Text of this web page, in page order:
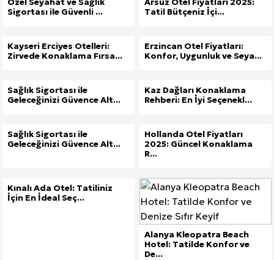
Sigortası ile Güvenli ...
Tatil Bütçeniz İçi...
Kayseri Erciyes Otelleri:
Zirvede Konaklama Fırsa...
Erzincan Otel Fiyatları:
Konfor, Uygunluk ve Seya...
Sağlık Sigortası ile
Geleceğinizi Güvence Alt...
Kaz Dağları Konaklama
Rehberi: En İyi Seçenekl...
Sağlık Sigortası ile
Geleceğinizi Güvence Alt...
Hollanda Otel Fiyatları
2025: Güncel Konaklama
R...
Kınalı Ada Otel: Tatiliniz
İçin En İdeal Seç...
Alanya Kleopatra Beach
Hotel: Tatilde Konfor ve
De...